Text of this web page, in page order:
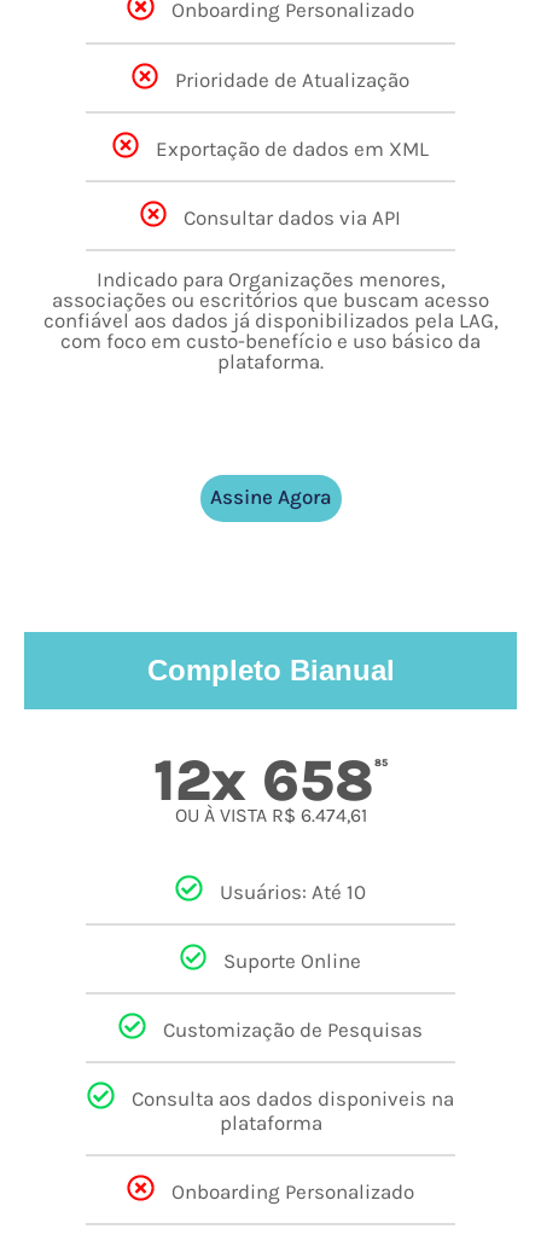
Onboarding Personalizado
Prioridade de Atualização
Exportação de dados em XML
Consultar dados via API
Indicado para Organizações menores,
associações ou escritórios que buscam acesso
confiável aos dados já disponibilizados pela LAG,
com foco em custo-benefício e uso básico da
plataforma.
Assine Agora
Completo Bianual
12x 658 85
OU À VISTA R$ 6.474,61
Usuários: Até 10
Suporte Online
Customização de Pesquisas
Consulta aos dados disponiveis na
plataforma
Onboarding Personalizado